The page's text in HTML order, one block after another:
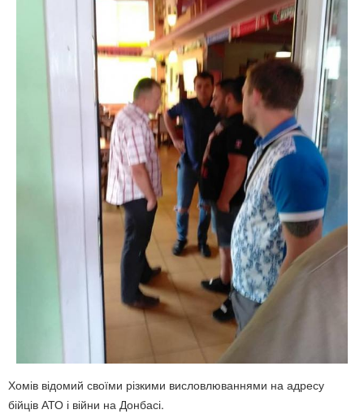
Хомів відомий своїми різкими висловлюваннями на адресу
бійців АТО і війни на Донбасі.